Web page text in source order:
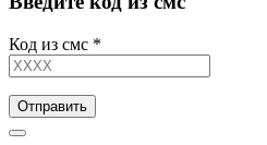
Код из смс *
Отправить